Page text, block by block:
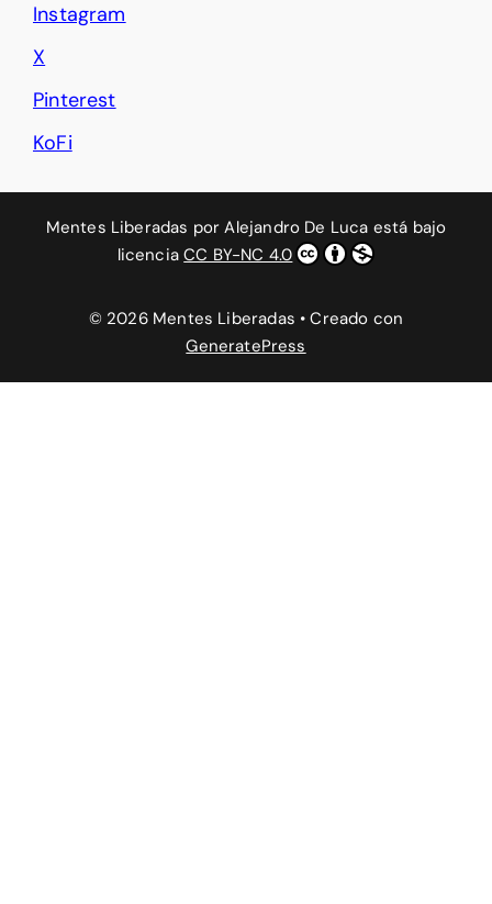
Instagram
X
Pinterest
KoFi
Mentes Liberadas porAlejandro De Luca está bajo
licenciaCC BY-NC 4.0
© 2026 Mentes Liberadas • Creado con
GeneratePress